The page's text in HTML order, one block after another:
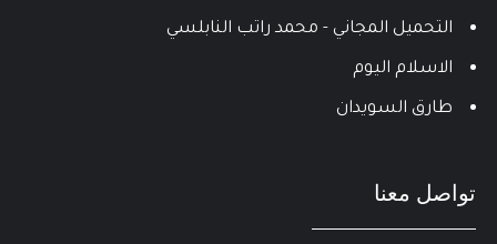
التحميل المجاني - محمد راتب النابلسي
الاسلام اليوم
طارق السويدان
تواصل معنا